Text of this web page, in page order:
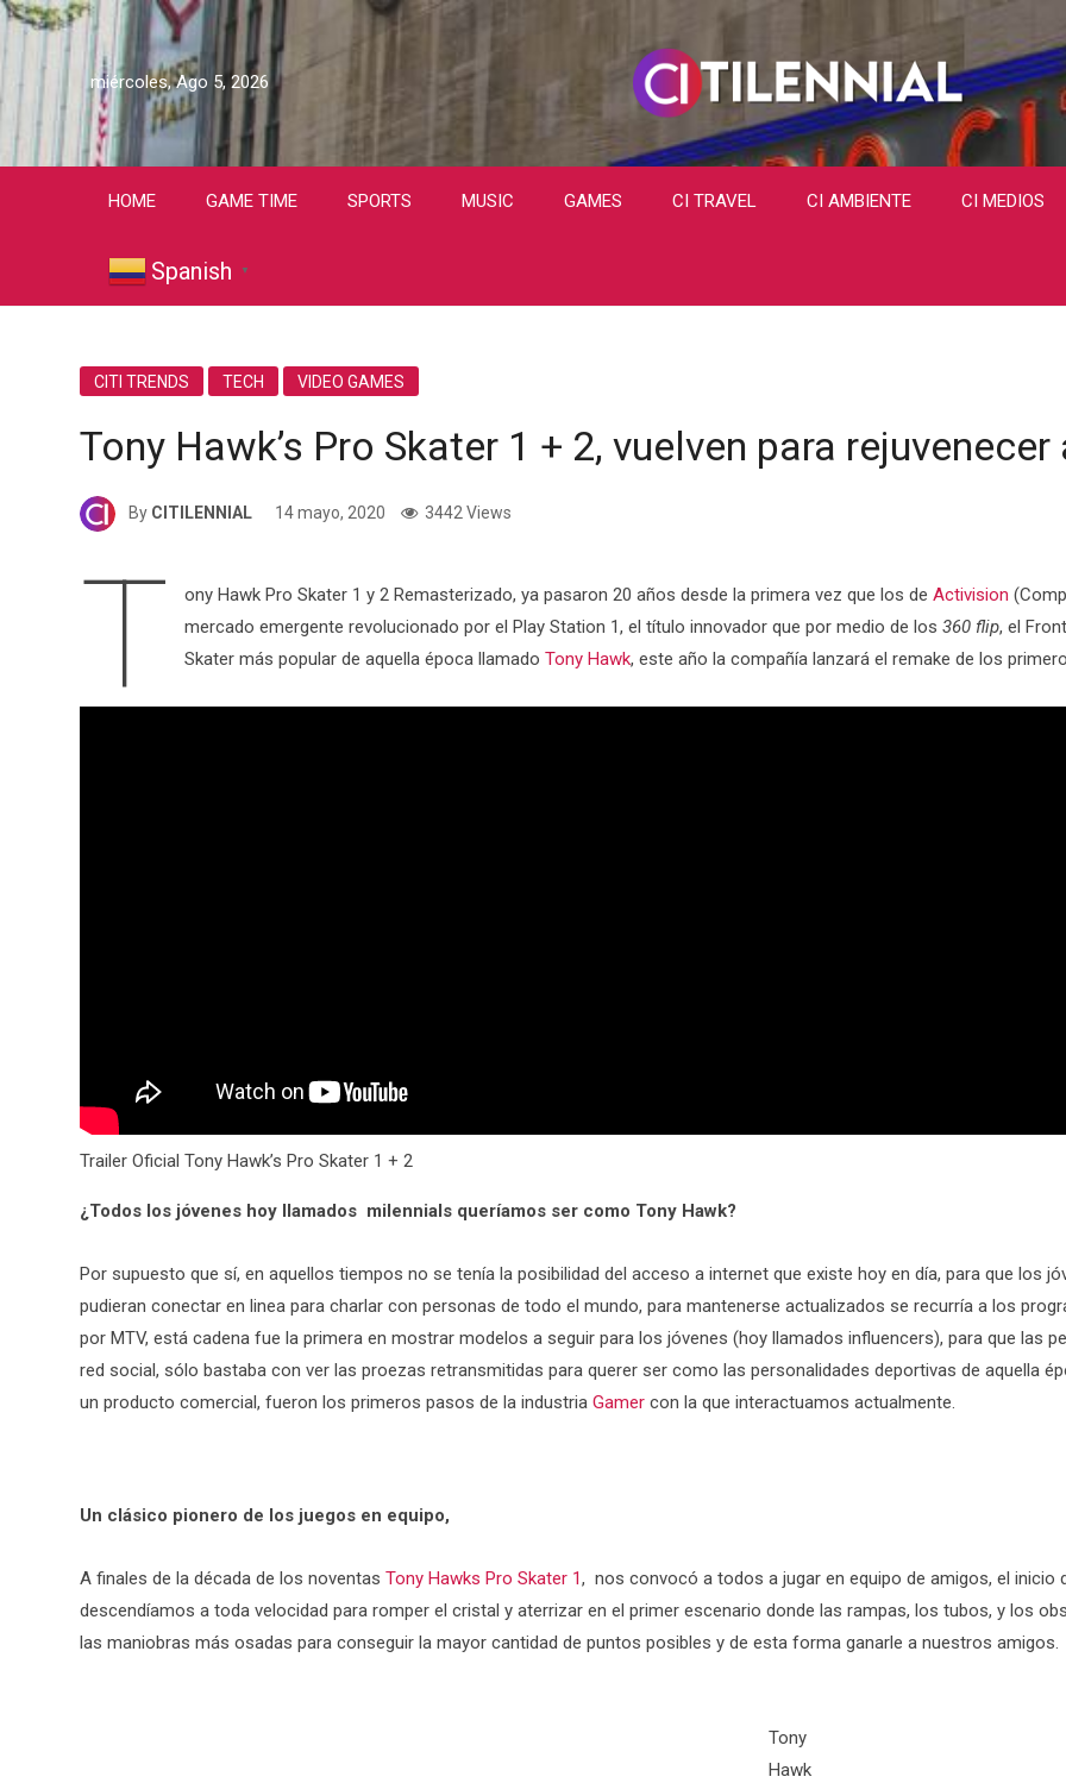
miércoles, Ago 5, 2026
HOME GAME TIME SPORTS MUSIC GAMES CI TRAVEL CI AMBIENTE CI MEDIOS
Spanish ▼
CITI TRENDS TECH VIDEO GAMES
Tony Hawk’s Pro Skater 1 + 2, vuelven para
By CITILENNIAL 14 mayo, 2020 3442 Views
T ony Hawk Pro Skater 1 y 2 Remasterizado, ya pasaron 20 años desde la primera vez que los de Activision
mercado emergente revolucionado por el Play Station 1, el título innovador que por medio de los 360 flip, el
Skater más popular de aquella época llamado Tony Hawk, este año la compañía lanzará el remake de los
Trailer Oficial Tony Hawk’s Pro Skater 1 + 2
¿Todos los jóvenes hoy llamados milennials queríamos ser como Tony Hawk?
Por supuesto que sí, en aquellos tiempos no se tenía la posibilidad del acceso a internet que existe hoy en día, para que los
pudieran conectar en linea para charlar con personas de todo el mundo, para mantenerse actualizados se recurría a los
por MTV, está cadena fue la primera en mostrar modelos a seguir para los jóvenes (hoy llamados influencers), para que las
red social, sólo bastaba con ver las proezas retransmitidas para querer ser como las personalidades deportivas de aquella
un producto comercial, fueron los primeros pasos de la industria Gamer con la que interactuamos actualmente.
Un clásico pionero de los juegos en equipo,
A finales de la década de los noventas Tony Hawks Pro Skater 1, nos convocó a todos a jugar en equipo de amigos, el inicio
descendíamos a toda velocidad para romper el cristal y aterrizar en el primer escenario donde las rampas, los tubos, y los
las maniobras más osadas para conseguir la mayor cantidad de puntos posibles y de esta forma ganarle a nuestros amigos.
Tony
Hawk